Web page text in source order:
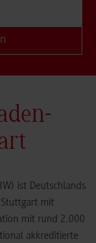
ist Deutschlands
mit
mit rund 2.000
akkreditierte